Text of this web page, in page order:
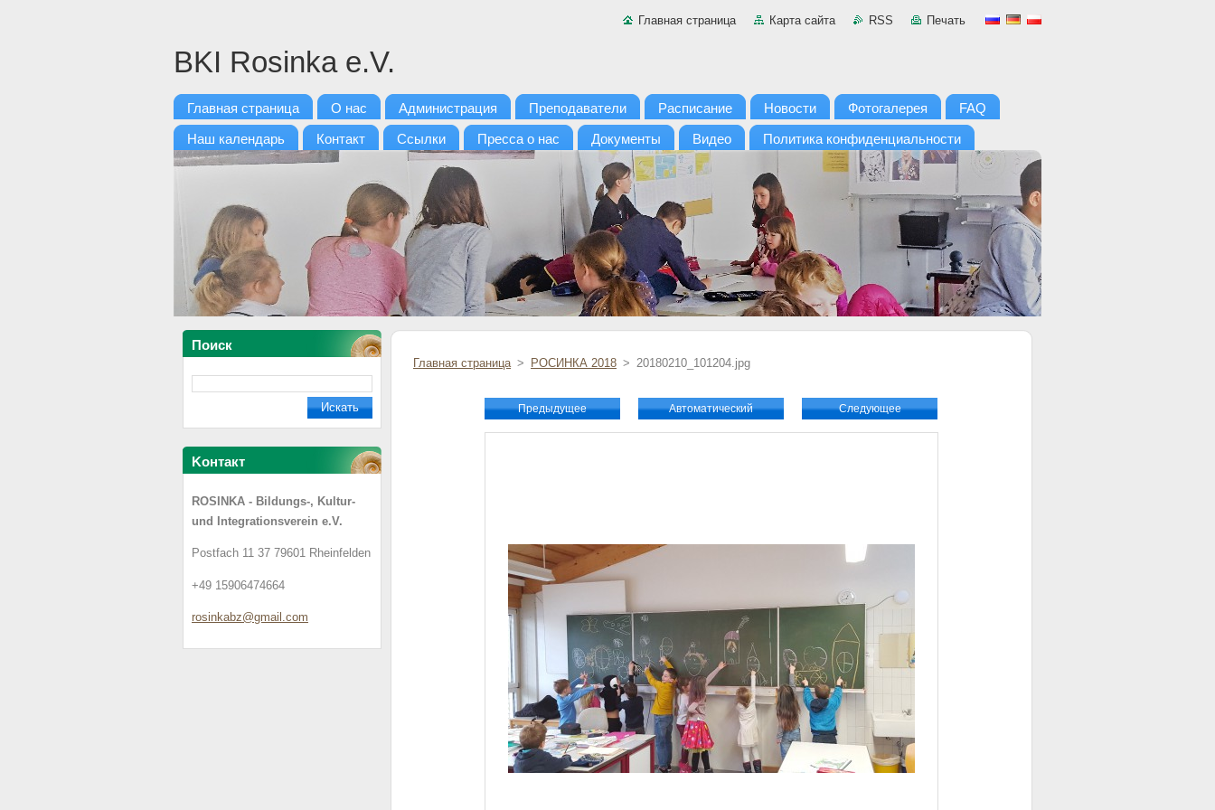
Главная страница Карта сайта RSS Печать
BKI Rosinka e.V.
Главная страница О нас Администрация Преподаватели Расписание Новости Фотогалерея FAQ
Наш календарь Контакт Ссылки Пресса о нас Документы Видео Политика конфиденциальности
Поиск
Koнтакт
ROSINKA - Bildungs-, Kultur-
und Integrationsverein e.V.
Postfach 11 37 79601 Rheinfelden
+49 15906474664
rosinkabz@gmail. com
Главная страница > РОСИНКА 2018 > 20180210_101204.jpg
Предыдущее
Aвтоматический
просмотр
Следующее